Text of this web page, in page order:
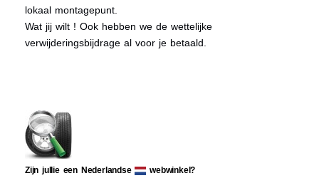
lokaal montagepunt.
Wat jij wilt ! Ook hebben we de wettelijke
verwijderingsbijdrage al voor je betaald.
Zijn jullie een Nederlandse webwinkel?